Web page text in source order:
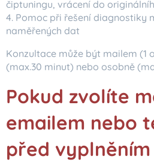
čiptuningu, vrácení do
4. Pomoc při řešení diagnostiky
naměřených dat
Konzultace může být mailem (1
(max.30 minut) nebo osobně
Pokud zvolíte
emailem nebo
před